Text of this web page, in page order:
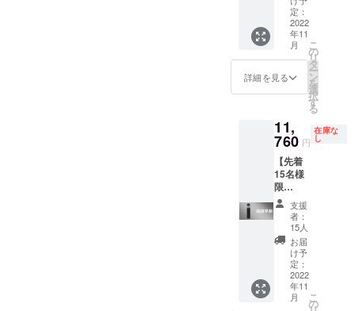
す。
【その
他注意
事項】
※本プロ
トを通
して想
援購入
をいた
だき、
現在進
めてい
る環境
から量
産体制
を更に
整える
ことが
できた
場合、
正規販
できた
場合、
正規販
売価格
が販売
予定価
もござ
いま
す。
【その
他注意
事項】
※本プロ
ジェク
トを通
援購入
をいた
だき、
現在進
めてい
る環境
から量
産体制
を更に
整える
ことが
できた
場合、
正規販
売価格
販売予
定価格
33,600
（税・
送料
込）の
11％OF
料につ
いて】
商品代
金に
は、ご
自宅ま
での送
料も含
まれて
おりま
す。
【その
他注意
事項】
※本プロ
定：
2022
年11
月
詳細を見る
こ
の
リ
タ
ー
ン
を
選
択
す
る
11,
760 円
在庫な
し
【先着
15名様
限
定！】
「Cyclo
F35」 1
個 [一般
販売予
定価格
16,800
支援
者：
15人
お届
け予
定：
2022
年11
月
こ
の